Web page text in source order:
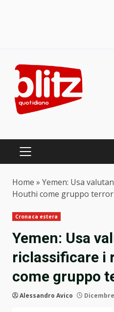
content
PRIMARY
Home » Yemen: Usa
Houthi come gruppo
Cronaca estera
Yemen: Usa
riclassificare i
come gruppo
Alessandro Avico